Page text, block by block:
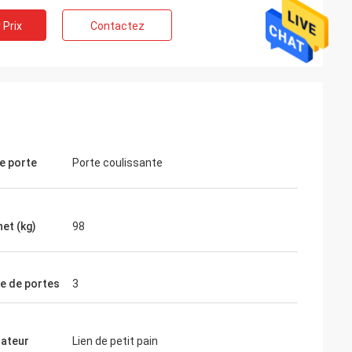
Prix Contactez
porte Porte coulissante
(kg) 98
de portes 3
Lien de petit pain